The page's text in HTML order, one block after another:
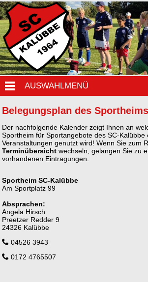
AUSWAHLMENÜ
Belegungsplan des Sportheims
Der nachfolgende Kalender zeigt Ihnen an
Sportheim für Sportangebote des SC-Kalübbe
Veranstaltungen genutzt wird! Wenn Sie zum
Terminübersicht wechseln, gelangen Sie zu
vorhandenen Eintragungen.
Sportheim SC-Kalübbe
Am Sportplatz 99
Absprachen:
Angela Hirsch
Preetzer Redder 9
24326 Kalübbe
04526 3943
0172 4765507